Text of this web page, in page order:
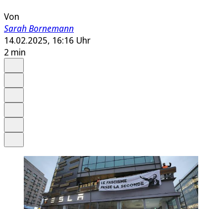
Von
Sarah Bornemann
14.02.2025, 16:16 Uhr
2 min